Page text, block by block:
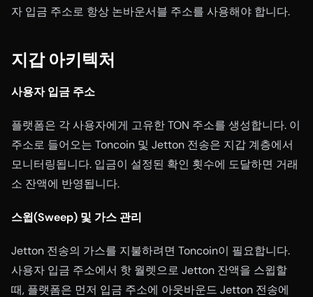
자 입금 주소로 항상 논바운서블 주소를 사용해야 합니다.
지갑 아키텍처
사용자 입금 주소
플랫폼은 각 사용자에게 고유한 TON 주소를 생성합니다. 이
주소로 들어오는 Toncoin 및 Jetton 전송은 지갑 계층에서
모니터링됩니다. 입금이 설정된 확인 횟수에 도달하면 거래
소 잔액에 반영됩니다.
스윕(Sweep) 및 가스 관리
Jetton 전송의 가스를 지불하려면 Toncoin이 필요합니다.
사용자 입금 주소에서 핫 월렛으로 Jetton 잔액을 스윕할
때, 플랫폼은 먼저 입금 주소에 아웃바운드 Jetton 전송에